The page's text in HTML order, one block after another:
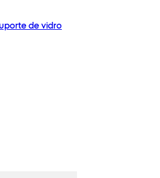
de vidro